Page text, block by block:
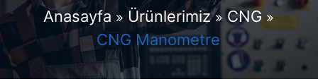
Anasayfa Ürünlerimiz
CNG
CNG Manometre